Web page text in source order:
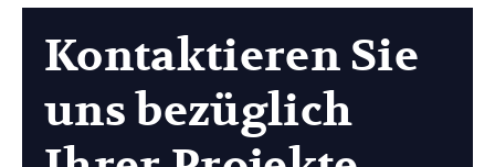
Kontaktieren Sie
uns bezüglich